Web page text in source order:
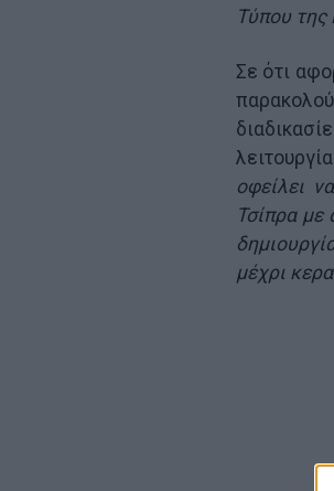
Τύπου της
Σε ότι
οφείλει
Τσίπρα με
μέχρι